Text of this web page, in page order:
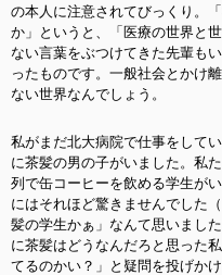
の本人に注意されてびっくり。
か」というと、「医療の世界と
ない言葉をぶつけてきた先輩も
ったものです。一般社会とかけ
ない世界なんでしょう。
私がまだ北大病院で仕事をして
に茶髪の男の子がいました。私
列で缶コーヒーを飲める学生が
にはそれほど驚きませんでした
髪の学生かぁ」なんて思いまし
に茶髪はどうなんだろと思った
てるのかい？」と疑問を投げか